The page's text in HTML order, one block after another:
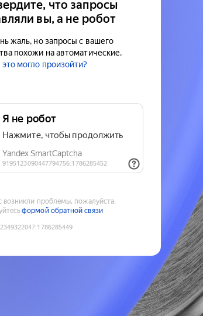
что запросы
вы, а не робот
жаль, но запросы с вашего
похожи на автоматические.
могло произойти?
возникли проблемы, пожалуйста,
формой обратной связи
:1786285449